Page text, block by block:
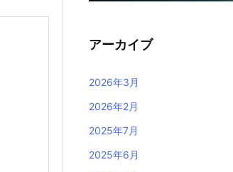
アーカイブ
2026年3月
2026年2月
2025年7月
2025年6月